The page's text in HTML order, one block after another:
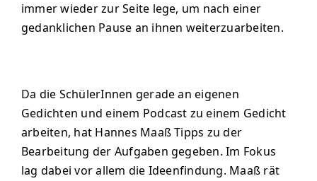
immer wieder zur Seite lege, um nach einer
gedanklichen Pause an ihnen weiterzuarbeiten.
Da die SchülerInnen gerade an eigenen
Gedichten und einem Podcast zu einem Gedicht
arbeiten, hat Hannes Maaß Tipps zu der
Bearbeitung der Aufgaben gegeben. Im Fokus
lag dabei vor allem die Ideenfindung. Maaß rät